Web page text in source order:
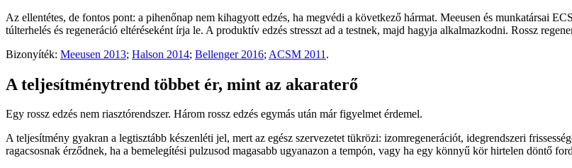
Az ellentétes, de fontos pont: a pihenőnap nem kihagyott edzés, ha megvédi a következő hármat. Meeusen és munkatársai
túlterhelés és regeneráció eltéréseként írja le. A produktív edzés stresszt ad a testnek, majd hagyja alkalmazkodni. Rossz
Bizonyíték: Meeusen 2013; Halson 2014; Bellenger 2016; ACSM 2011 .
A teljesítménytrend többet ér, mint az akaraterő
Egy rossz edzés nem riasztórendszer. Három rossz edzés egymás után már figyelmet érdemel.
A teljesítmény gyakran a legtisztább készenléti jel, mert az egész szervezetet tükrözi: izomregenerációt, idegrendszeri
ragacsosnak érződnek, ha a bemelegítési pulzusod magasabb ugyanazon a tempón, vagy ha egy könnyű kör hirtelen döntő